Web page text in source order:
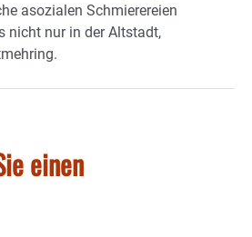
asozialen Schmierereien
nicht nur in der Altstadt,
einen